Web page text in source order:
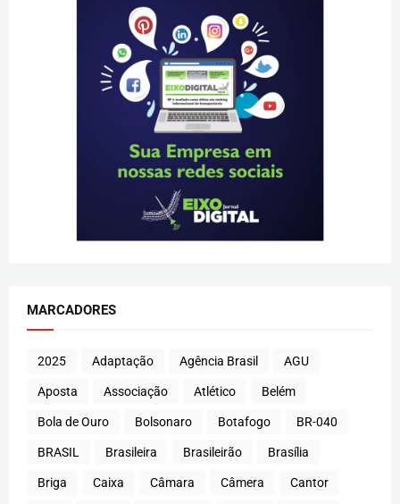
MARCADORES
2025 Adaptação Agência Brasil AGU
Aposta Associação Atlético Belém
Bola de Ouro Bolsonaro Botafogo BR-040
BRASIL Brasileira Brasileirão Brasília
Briga Caixa Câmara Câmera Cantor